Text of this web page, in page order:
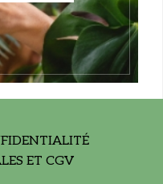
ET CGV